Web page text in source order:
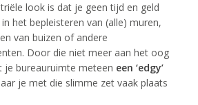
look is dat je geen tijd en geld
het bepleisteren van (alle) muren,
van buizen of andere
Door die niet meer aan het oog
je bureauruimte meteen een ‘edgy’
je met die slimme zet vaak plaats